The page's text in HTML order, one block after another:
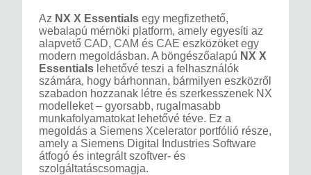
Az NX X Essentials egy megfizethető,
webalapú mérnöki platform, amely egyesíti az
alapvető CAD, CAM és CAE eszközöket egy
modern megoldásban. A böngészőalapú NX X
Essentials lehetővé teszi a felhasználók
számára, hogy bárhonnan, bármilyen eszközről
szabadon hozzanak létre és szerkesszenek NX
modelleket – gyorsabb, rugalmasabb
munkafolyamatokat lehetővé téve. Ez a
megoldás a Siemens Xcelerator portfólió része,
amely a Siemens Digital Industries Software
átfogó és integrált szoftver- és
szolgáltatáscsomagja.